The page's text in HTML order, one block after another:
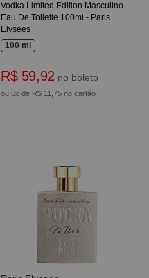
Vodka Limited Edition Masculino
Eau De Toilette 100ml - Paris
Elysees
100 ml
R$ 59,92 no boleto
ou 6x de R$ 11,75 no cartão